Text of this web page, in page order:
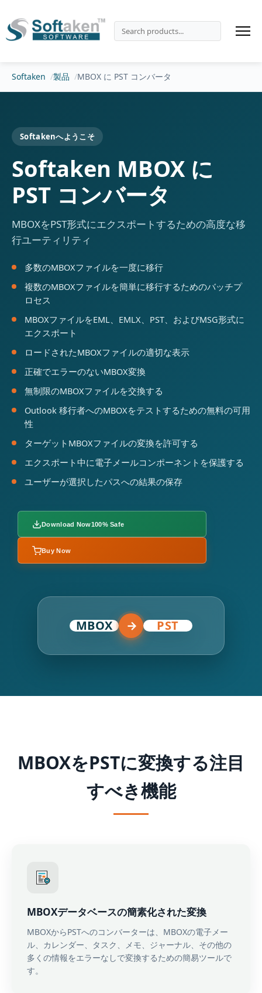
Softaken 製品 MBOX に PST コンバータ
Softakenへようこそ
Softaken MBOX に
PST コンバータ
MBOXをPST形式にエクスポートするための高度な移
行ユーティリティ
多数のMBOXファイルを一度に移行
複数のMBOXファイルを簡単に移行するためのバッチプ
ロセス
MBOXファイルをEML、EMLX、PST、およびMSG形式に
エクスポート
ロードされたMBOXファイルの適切な表示
正確でエラーのないMBOX変換
無制限のMBOXファイルを交換する
Outlook 移行者へのMBOXをテストするための無料の可用
性
ターゲットMBOXファイルの変換を許可する
エクスポート中に電子メールコンポーネントを保護する
ユーザーが選択したパスへの結果の保存
Download Now100% Safe
Buy Now
MBOX → PST
MBOXをPSTに変換する注目
すべき機能
MBOXデータベースの簡素化された変換
MBOXからPSTへのコンバーターは、MBOXの電子メー
ル、カレンダー、タスク、メモ、ジャーナル、その他の
多くの情報をエラーなしで変換するための簡易ツールで
す。